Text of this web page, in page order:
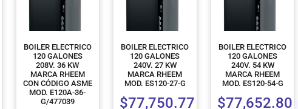
BOILER ELECTRICO
120 GALONES
208V. 36 KW
MARCA RHEEM
CON CÓDIGO ASME
MOD. E120A-36-
G/477039
BOILER ELECTRICO
120 GALONES
240V. 27 KW
MARCA RHEEM
MOD. ES120-27-G
$77,750.77
BOILER ELECTRICO
120 GALONES
240V. 54 KW
MARCA RHEEM
MOD. ES120-54-G
$77,652.80